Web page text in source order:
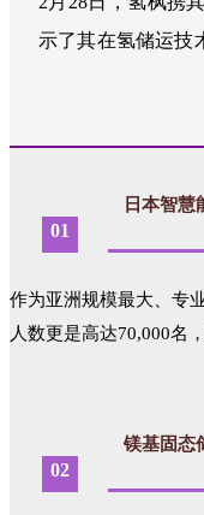
示了其在氢储运技
01
日本智慧
作为亚洲规模最大、专
人数更是高达70,000名
02
镁基固态